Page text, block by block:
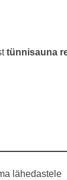
tünnisauna
lähedastele